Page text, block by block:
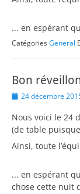
... en espérant
CatégoriesGeneral
Bon
Posted
24 décembre
Nous voici le 24
(de table
Ainsi, toute
... en espérant
chose cette nuit